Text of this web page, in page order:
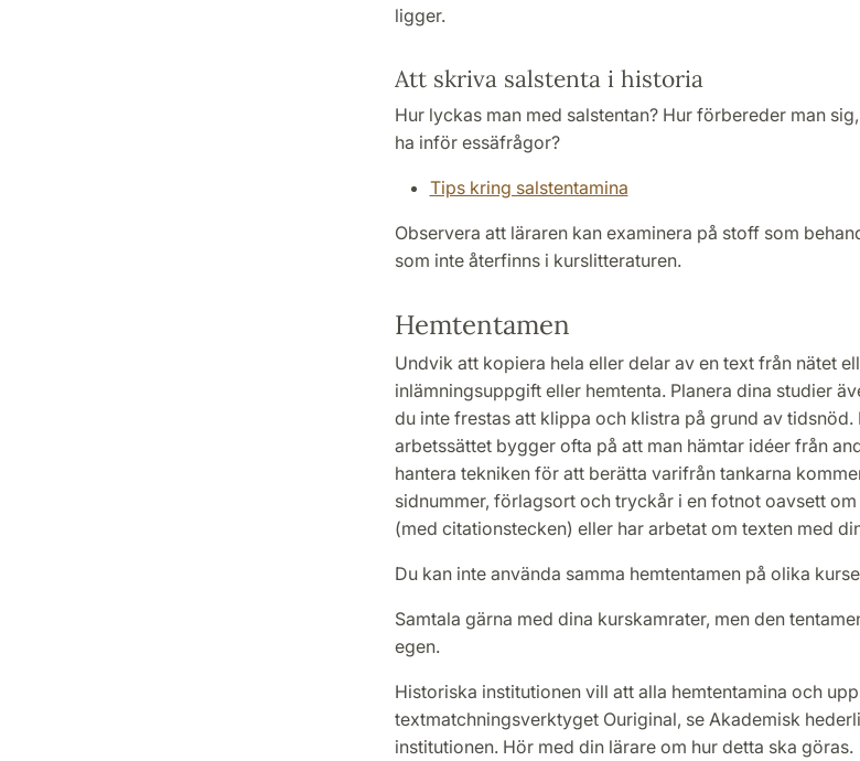
ligger.
Att skriva salstenta i historia
Hur lyckas man med salstentan? Hur förbereder man
ha inför essäfrågor?
Tips kring salstentamina
Observera att läraren kan examinera på stoff som
som inte återfinns i kurslitteraturen.
Hemtentamen
Undvik att kopiera hela eller delar av en text från nätet
inlämningsuppgift eller hemtenta. Planera dina studier
du inte frestas att klippa och klistra på grund av tidsnöd.
arbetssättet bygger ofta på att man hämtar idéer från
hantera tekniken för att berätta varifrån tankarna
sidnummer, förlagsort och tryckår i en fotnot oavsett
(med citationstecken) eller har arbetat om texten med
Du kan inte använda samma hemtentamen på olika
Samtala gärna med dina kurskamrater, men den
egen.
Historiska institutionen vill att alla hemtentamina och
textmatchningsverktyget Ouriginal, se Akademisk
institutionen. Hör med din lärare om hur detta ska göras.